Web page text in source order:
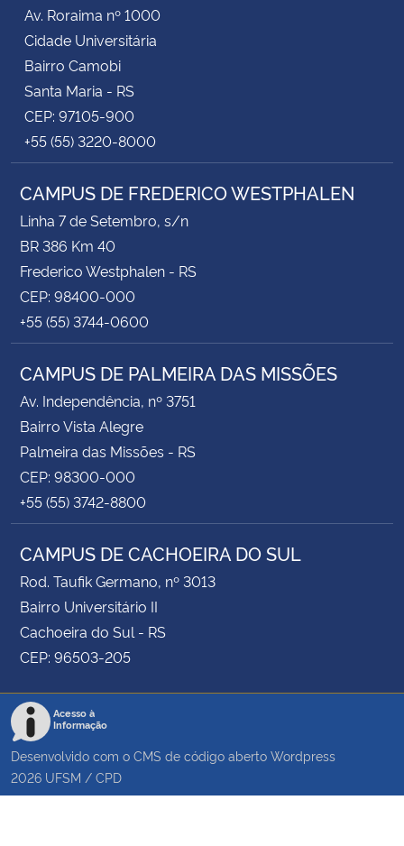
Av. Roraima nº 1000
Cidade Universitária
Bairro Camobi
Santa Maria - RS
CEP: 97105-900
+55 (55) 3220-8000
CAMPUS DE FREDERICO WESTPHALEN
Linha 7 de Setembro, s/n
BR 386 Km 40
Frederico Westphalen - RS
CEP: 98400-000
+55 (55) 3744-0600
CAMPUS DE PALMEIRA DAS MISSÕES
Av. Independência, nº 3751
Bairro Vista Alegre
Palmeira das Missões - RS
CEP: 98300-000
+55 (55) 3742-8800
CAMPUS DE CACHOEIRA DO SUL
Rod. Taufik Germano, nº 3013
Bairro Universitário II
Cachoeira do Sul - RS
CEP: 96503-205
Acesso à
Informação
Desenvolvido com o CMS de código aberto Wordpress
2026 UFSM / CPD